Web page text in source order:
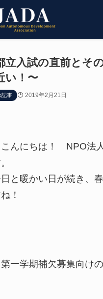
立入試の直前とそ
い！〜
記事 2019年2月21日
こんにちは！ NPO法
と暖かい日が続き、
！
一学期補欠募集向け